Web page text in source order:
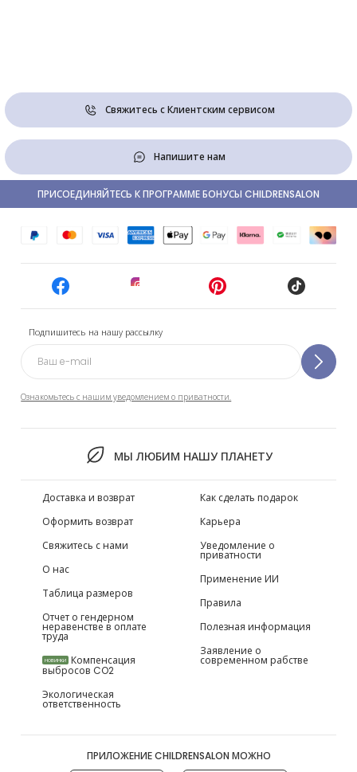
Свяжитесь с Клиентским сервисом
Напишите нам
Подпишитесь на нашу рассылку
Ознакомьтесь с нашим уведомлением о приватности.
МЫ ЛЮБИМ НАШУ ПЛАНЕТУ
ПРИСОЕДИНЯЙТЕСЬ К ПРОГРАММЕ БОНУСЫ CHILDRENSALON
Доставка и возврат
Оформить возврат
Свяжитесь с нами
О нас
Таблица размеров
Отчет о гендерном
неравенстве в оплате
труда
НОВИНКИ Компенсация
выбросов CO2
Экологическая
ответственность
Как сделать подарок
Карьера
Уведомление о
приватности
Применение ИИ
Правила
Полезная информация
Заявление о
современном рабстве
ПРИЛОЖЕНИЕ CHILDRENSALON МОЖНО